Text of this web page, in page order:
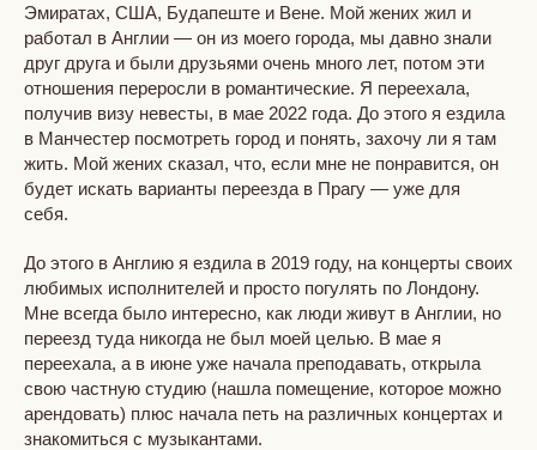
Эмиратах, США, Будапеште и Вене. Мой жених жил и
работал в Англии — он из моего города, мы давно знали
друг друга и были друзьями очень много лет, потом эти
отношения переросли в романтические. Я переехала,
получив визу невесты, в мае 2022 года. До этого я ездила
в Манчестер посмотреть город и понять, захочу ли я там
жить. Мой жених сказал, что, если мне не понравится, он
будет искать варианты переезда в Прагу — уже для
себя.
До этого в Англию я ездила в 2019 году, на концерты своих
любимых исполнителей и просто погулять по Лондону.
Мне всегда было интересно, как люди живут в Англии, но
переезд туда никогда не был моей целью. В мае я
переехала, а в июне уже начала преподавать, открыла
свою частную студию (нашла помещение, которое можно
арендовать) плюс начала петь на различных концертах и
знакомиться с музыкантами.